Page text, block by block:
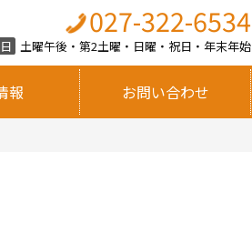
027-322-6534
土曜午後・第2土曜・日曜・祝日・年末年始
報 お問い合わせ